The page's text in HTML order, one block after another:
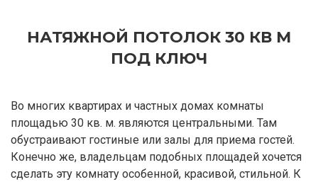
НАТЯЖНОЙ ПОТОЛОК 30 КВ М
ПОД КЛЮЧ
Во многих квартирах и частных домах комнаты
площадью 30 кв. м. являются центральными. Там
обустраивают гостиные или залы для приема гостей.
Конечно же, владельцам подобных площадей хочется
сделать эту комнату особенной, красивой, стильной. К